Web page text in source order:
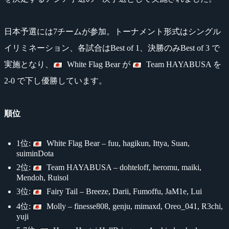
日本予選には7チームが参加。トーナメント形式はシングル
イリミネーション、各試合はBest of 1、決勝のみBest of 3 で
実施となり、
White Flag Bear が
Team HAYABUSA を
2-0 で下し優勝しています。
順位
1位:
White Flag Bear – fuu, hagikun, Ittya, Suan,
suiminDota
2位:
Team HAYABUSA – dohteloff, heromu, maiki,
Mendoh, Ruisol
3位:
Fairy Tail – Breeze, Darii, Fumoffu, JaM1e, Lui
4位:
Molly – finesse808, genju, mimaxd, Oreo_041, R3chi,
yuji